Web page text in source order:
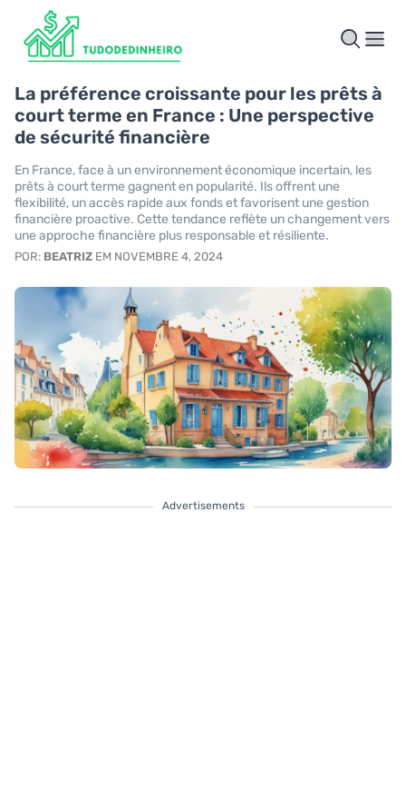
La préférence croissante pour les prêts à
court terme en France : Une perspective
de sécurité financière
En France, face à un environnement économique incertain, les
prêts à court terme gagnent en popularité. Ils offrent une
flexibilité, un accès rapide aux fonds et favorisent une gestion
financière proactive. Cette tendance reflète un changement vers
une approche financière plus responsable et résiliente.
POR: BEATRIZ EM NOVEMBRE 4, 2024
Advertisements